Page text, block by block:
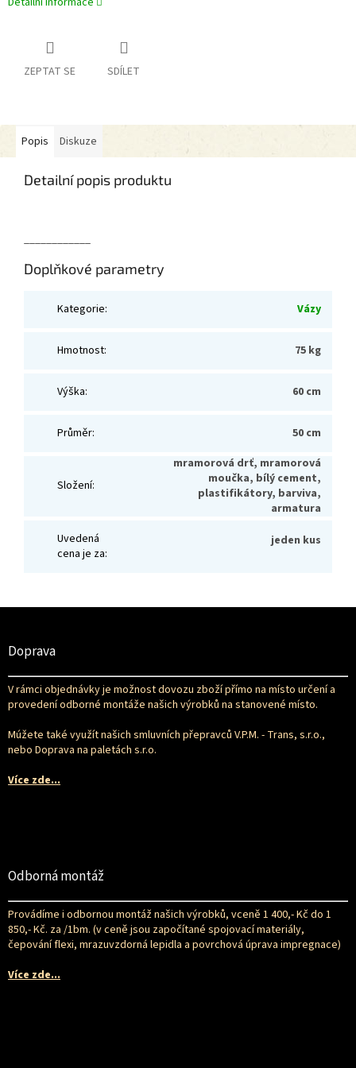
ZEPTAT SE SDÍLET
Popis Diskuze
Detailní popis produktu
____________
Doplňkové parametry
Kategorie: Vázy
Hmotnost: 75 kg
Výška: 60 cm
Průměr: 50 cm
Složení:
mramorová drť, mramorová
moučka, bílý cement,
plastifikátory, barviva,
armatura
Uvedená
cena je za:
jeden kus
Doprava
V rámci objednávky je možnost dovozu zboží přímo na místo určení a
provedení odborné montáže našich výrobků na stanovené místo.
Múžete také využít našich smluvních přepravců V.P.M. - Trans, s.r.o.,
nebo Doprava na paletách s.r.o.
Více zde...
Odborná montáž
Provádíme i odbornou montáž našich výrobků, vceně 1 400,- Kč do 1
850,- Kč. za /1bm. (v ceně jsou započítané spojovací materiály,
čepování flexi, mrazuvzdorná lepidla a povrchová úprava impregnace)
Více zde...